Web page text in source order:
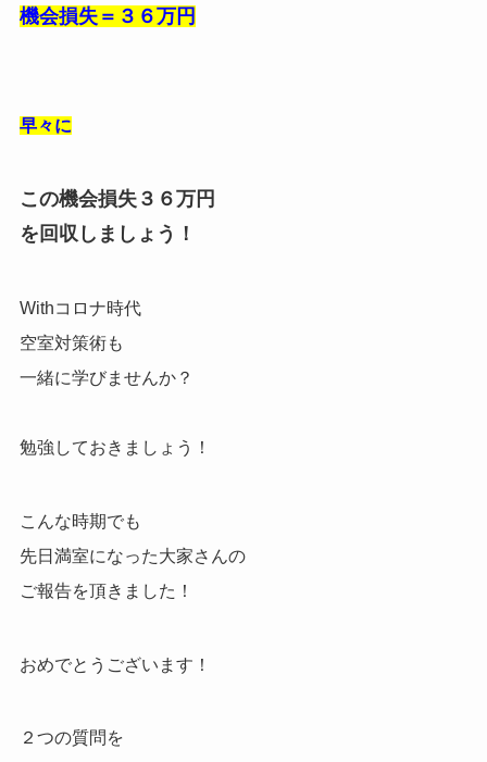
機会損失＝３６万円
早々に
この機会損失３６万円
を回収しましょう！
Withコロナ時代
空室対策術も
一緒に学びませんか？
勉強しておきましょう！
こんな時期でも
先日満室になった大家さんの
ご報告を頂きました！
おめでとうございます！
２つの質問を